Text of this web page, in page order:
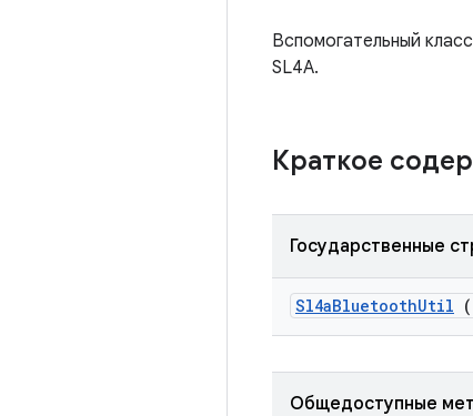
Вспомогательный
SL4A.
Краткое
Государственные
Sl4aBluetoothUtil
Общедоступные